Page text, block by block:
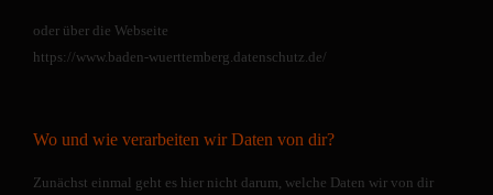
oder über die Webseite
https://www.baden-wuerttemberg.datenschutz.de/
Wo und wie verarbeiten wir Daten von dir?
Zunächst einmal geht es hier nicht darum, welche Daten wir von dir